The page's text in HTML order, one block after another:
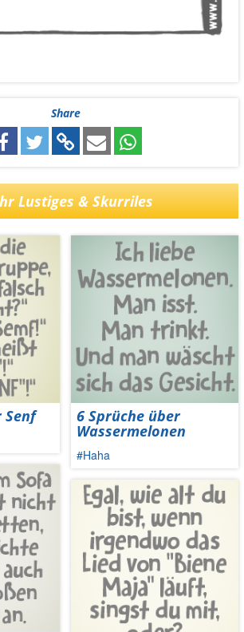
Share
Lustiges & Skurriles
Senf 6 Sprüche über
Wassermelonen
#Haha